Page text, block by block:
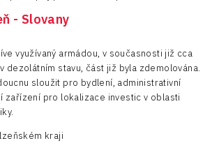
- Slovany
využívaný armádou, v současnosti již cca
dezolátním stavu, část již byla zdemolována.
sloužit pro bydlení, administrativní
zařízení pro lokalizace investic v oblasti